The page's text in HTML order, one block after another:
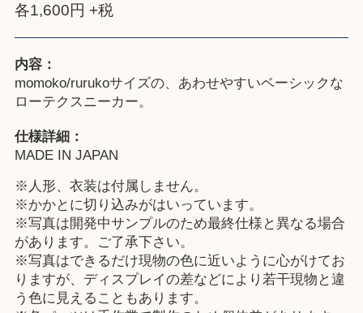
各1,600円 +税
内容：
momoko/rurukoサイズの、あわせやすいベーシックな
ローテクスニーカー。
仕様詳細：
MADE IN JAPAN
※人形、衣装は付属しません。
※かかとに切り込みがはいっています。
※写真は開発中サンプルのため最終仕様と異なる場合
があります。ご了承下さい。
※写真はできるだけ現物の色に近いように心がけてお
りますが、ディスプレイの差などにより若干現物と違
う色に見えることもあります。